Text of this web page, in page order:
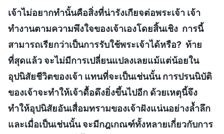
เจ้าไม่อยากทำนั้นคือสิ่งที่น่ารังเกียจต่อพระเจ้า เจ้า
ทำงานตามความพึงใจของเจ้าเองโดยสิ้นเชิง การนี้
สามารถเรียกว่าเป็นการรับใช้พระเจ้าได้หรือ? ท้าย
ที่สุดแล้ว จะไม่มีการเปลี่ยนแปลงเลยแม้แต่น้อยใน
อุปนิสัยชีวิตของเจ้า แทนที่จะเป็นเช่นนั้น การปรนนิบัติ
ของเจ้าจะทำให้เจ้าดื้อดึงยิ่งขึ้นไปอีก ด้วยเหตุนี้จึง
ทำให้อุปนิสัยอันเสื่อมทรามของเจ้าฝังแน่นอย่างล้ำลึก
และเมื่อเป็นเช่นนั้น จะมีกฎเกณฑ์ทั้งหลายเกี่ยวกับการ